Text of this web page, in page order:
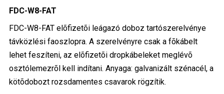
FDC-W8-FAT
FDC-W8-FAT elõfizetõi leágazó doboz tartószerelvénye
távközlési faoszlopra. A szerelvényre csak a fõkábelt
lehet feszíteni, az elõfizetõi dropkábeleket meglévõ
osztólemezrõl kell indítani. Anyaga: galvanizált szénacél, a
kötõdobozt rozsdamentes csavarok rögzítik.